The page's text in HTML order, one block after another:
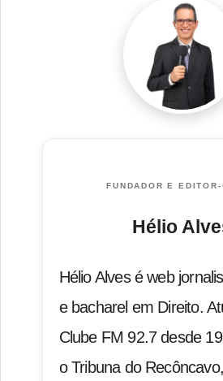
FUNDADOR E EDITOR-
Hélio
Hélio Alves é web
e bacharel em Direito.
Clube FM 92.7 desde
o Tribuna do